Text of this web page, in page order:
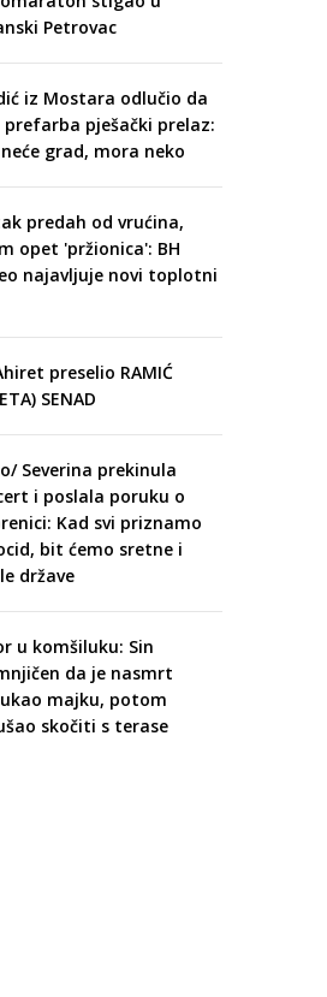
Petrovac
iz Mostara odlučio da
prefarba pješački prelaz:
grad, mora neko
predah od vrućina,
opet 'pržionica': BH
najavljuje novi toplotni
preselio RAMIĆ
SENAD
Severina prekinula
i poslala poruku o
Kad svi priznamo
bit ćemo sretne i
države
u komšiluku: Sin
da je nasmrt
majku, potom
skočiti s terase